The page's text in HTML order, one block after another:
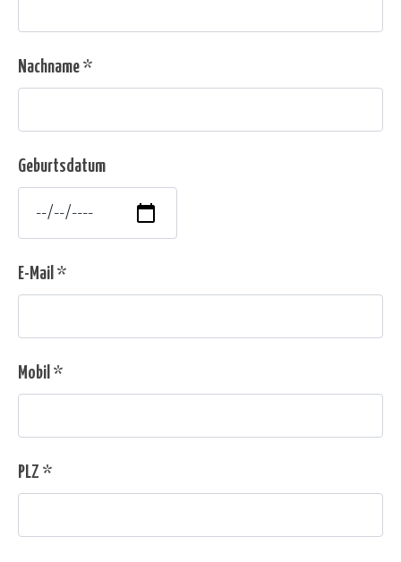
Nachname *
Geburtsdatum
E-Mail *
Mobil *
PLZ *